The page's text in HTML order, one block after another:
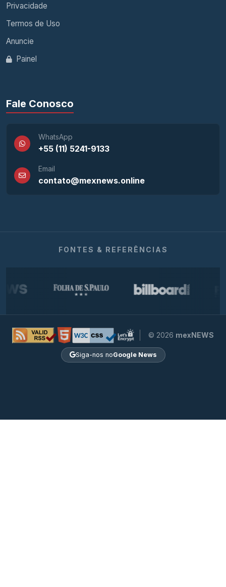
Privacidade
Termos de Uso
Anuncie
Painel
Fale Conosco
WhatsApp
+55 (11) 5241-9133
Email
contato@mexnews.online
FONTES & REFERÊNCIAS
© 2026 mexNEWS
Siga-nos noGoogle News